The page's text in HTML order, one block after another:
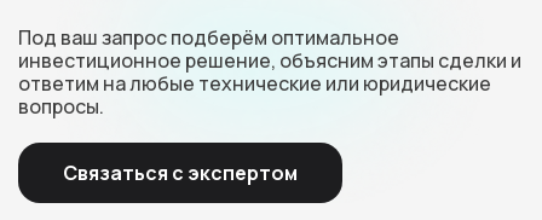
Под ваш запрос подберём оптимальное
инвестиционное решение, объясним этапы сделки и
ответим на любые технические или юридические
вопросы.
Связаться с экспертом